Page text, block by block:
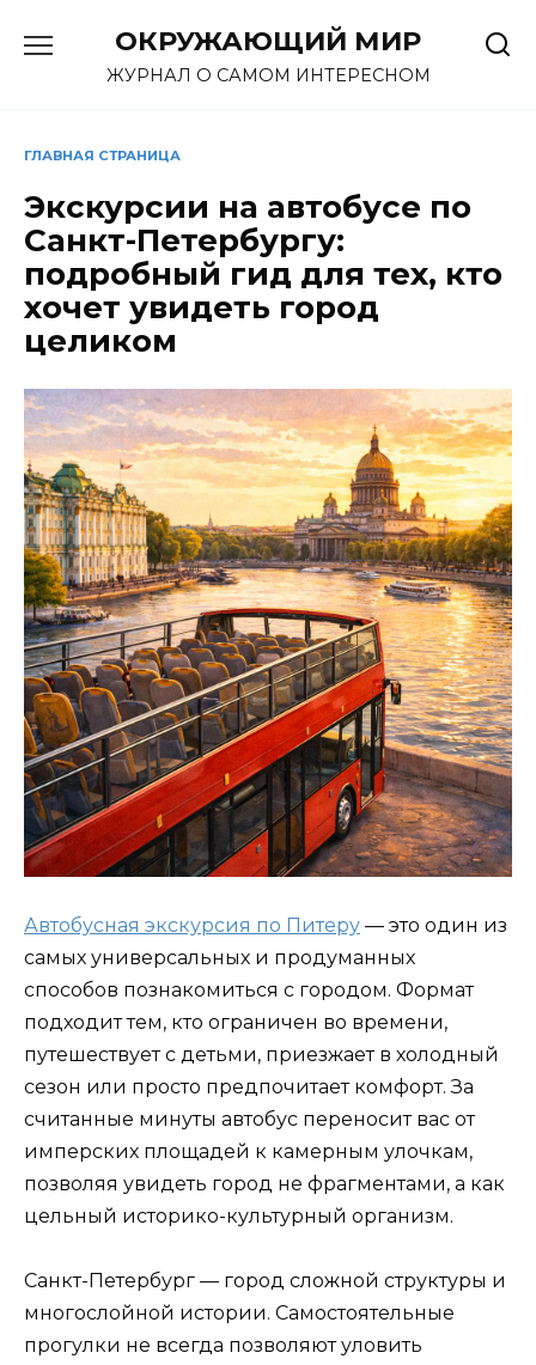
содержанию
ОКРУЖАЮЩИЙ МИР
ЖУРНАЛ О САМОМ ИНТЕРЕСНОМ
ГЛАВНАЯ СТРАНИЦА
Экскурсии на автобусе по
Санкт-Петербургу:
подробный гид для тех, кто
хочет увидеть город
целиком
Автобусная экскурсия по Питеру — это один из
самых универсальных и продуманных
способов познакомиться с городом. Формат
подходит тем, кто ограничен во времени,
путешествует с детьми, приезжает в холодный
сезон или просто предпочитает комфорт. За
считанные минуты автобус переносит вас от
имперских площадей к камерным улочкам,
позволяя увидеть город не фрагментами, а как
цельный историко-культурный организм.
Санкт-Петербург — город сложной структуры и
многослойной истории. Самостоятельные
прогулки не всегда позволяют уловить